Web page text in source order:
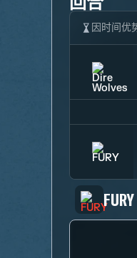
因时间优
FURY